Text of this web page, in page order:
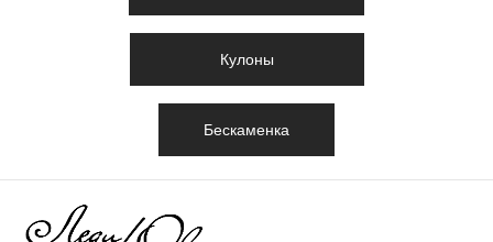
Кулоны
Бескаменка